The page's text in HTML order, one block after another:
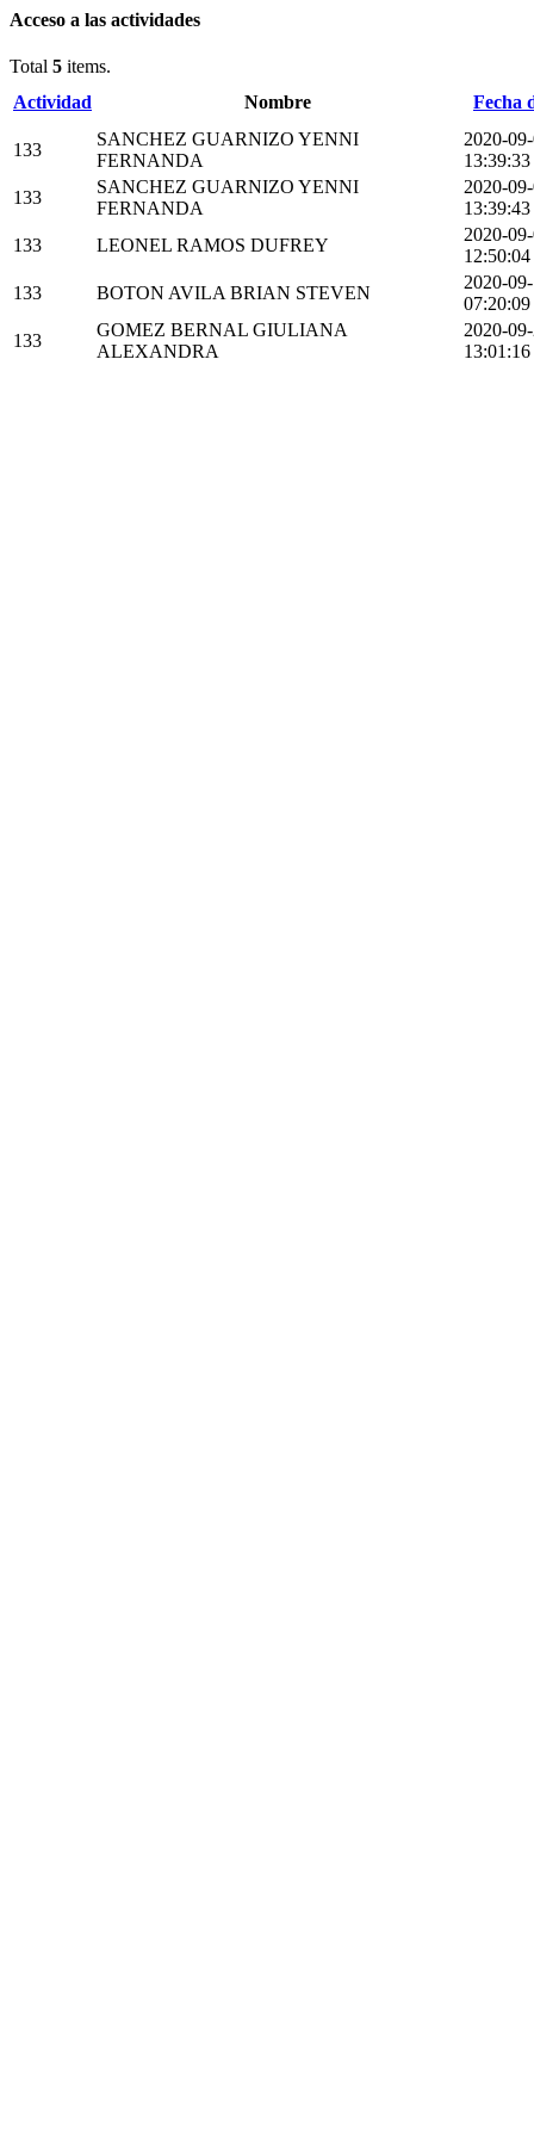
Acceso a las actividades
Total 5 items.
Actividad
Nombre Fecha
133
SANCHEZ GUARNIZO YENNI
FERNANDA
2020-
13:39:33
133
SANCHEZ GUARNIZO YENNI
FERNANDA
2020-
13:39:43
133
LEONEL RAMOS DUFREY
2020-
12:50:04
133
BOTON AVILA BRIAN STEVEN
2020-
07:20:09
133
GOMEZ BERNAL GIULIANA
ALEXANDRA
2020-
13:01:16